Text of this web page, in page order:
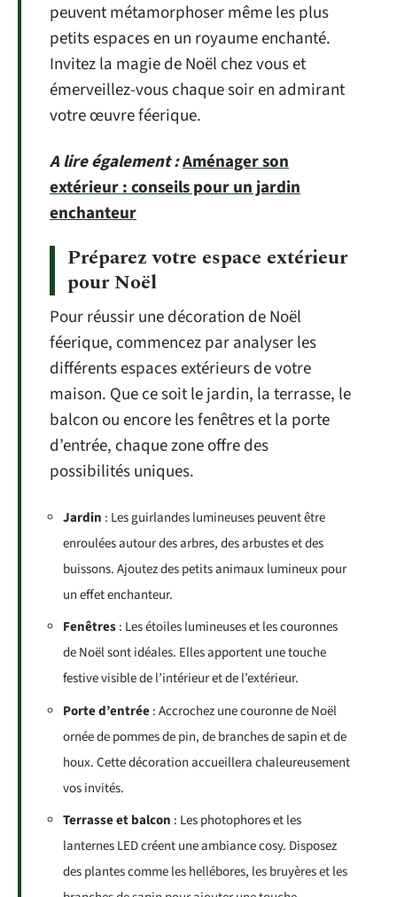
peuvent métamorphoser même les plus
petits espaces en un royaume enchanté.
Invitez la magie de Noël chez vous et
émerveillez-vous chaque soir en admirant
votre œuvre féerique.
A lire également :Aménager son
extérieur : conseils pour un jardin
enchanteur
Préparez votre espace extérieur
pour Noël
Pour réussir une décoration de Noël
féerique, commencez par analyser les
différents espaces extérieurs de votre
maison. Que ce soit le jardin, la terrasse, le
balcon ou encore les fenêtres et la porte
d’entrée, chaque zone offre des
possibilités uniques.
Jardin : Les guirlandes lumineuses peuvent être
enroulées autour des arbres, des arbustes et des
buissons. Ajoutez des petits animaux lumineux pour
un effet enchanteur.
Fenêtres: Les étoiles lumineuses et les couronnes
de Noël sont idéales. Elles apportent une touche
festive visible de l’intérieur et de l’extérieur.
Porte d’entrée: Accrochez une couronne de Noël
ornée de pommes de pin, de branches de sapin et de
houx. Cette décoration accueillera chaleureusement
vos invités.
Terrasse et balcon : Les photophores et les
lanternes LED créent une ambiance cosy. Disposez
des plantes comme les hellébores, les bruyères et les